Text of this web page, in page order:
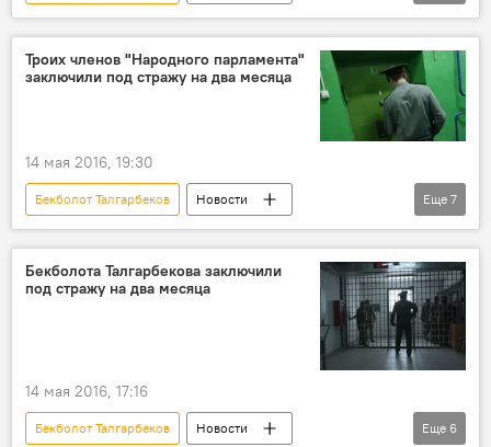
Кыргызстан
Общество
арест
суд
Троих членов "Народного парламента"
заключили под стражу на два месяца
14 мая 2016, 19:30
Бекболот Талгарбеков
Новости
Кыргызстан
Общество
Марат Султанов
заключение
стража
Дело оппозиционеров и аудиозапись в Интернете
Еще 7
Бекболота Талгарбекова заключили
под стражу на два месяца
14 мая 2016, 17:16
Бекболот Талгарбеков
Новости
Еще 6